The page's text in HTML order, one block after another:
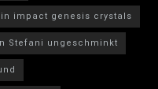
impact genesis crystals
Stefani ungeschminkt